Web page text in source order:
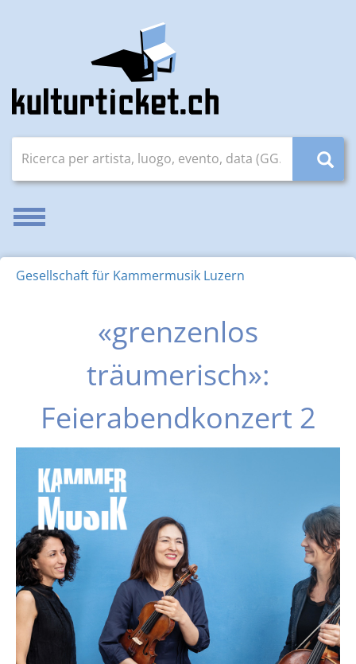
Attivare/disattivare la navigazione
Gesellschaft für Kammermusik Luzern
«grenzenlos
träumerisch»:
Feierabendkonzert 2